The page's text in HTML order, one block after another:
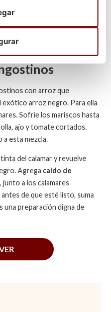
para que su consumo sea
una buena cantidad,
al plato.
con arroz que
arroz negro. Para ella
Sofríe los mariscos hasta
ajo y tomate cortados.
a esta mezcla.
del calamar y revuelve
Agrega caldo de
junto a los calamares
de que esté listo, suma
una preparación digna de